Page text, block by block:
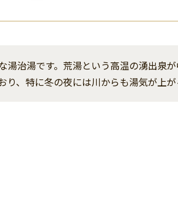
治湯です。荒湯という高温の湧出泉
、特に冬の夜には川からも湯気が上